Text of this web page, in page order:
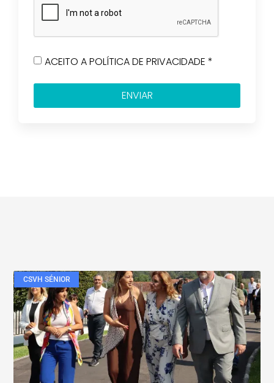
ACEITO A POLÍTICA DE PRIVACIDADE *
ENVIAR
Veja também....
CSVH SÉNIOR